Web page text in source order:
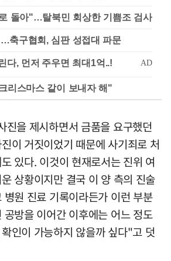
돌아"…탈북민 회상한 기쁨조 검사
축구협회, 심판 성접대 파문
리스마스 같이 보내자 해"
진을 제시하면서 금품을 요구했던
이 거짓이었기 때문에 사기죄로 처
있다. 이것이 현재로서는 진위 여
상황이지만 결국 이 양 측의 진술
병원 진료 기록이라든가 이런 부분
공방을 이어간 이후에는 어느 정도
인이 가능하지 않을까 싶다"고 덧